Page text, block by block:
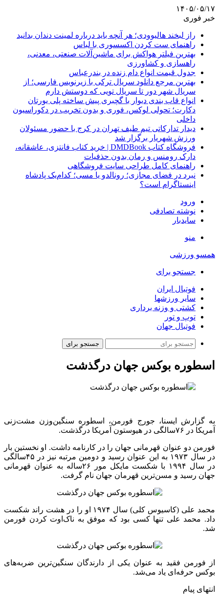
۱۴۰۵/۰۵/۱۷
خبر فوری
راز لبخند هالیوودی؛ هر آنچه باید درباره لمینت دندان بدانید
راهنمای ست کردن اکسسوری با لباس
بهترین فیلتر هواکش برای ماشین‌آلات صنعتی، معدنی،
راهسازی و کشاورزی
جدول قیمت انواع دام زنده در بندرعباس
بهترین مرجع دانلود سریال ترکی با زیرنویس فارسی؛ از
سریال شهر دور تا سریال تویی که دوستش دارم
انواع قاب بندی دیوار با گچبری پیش ساخته پلی یورتان
دکارت؛ تحولی لوکس، فوری و بدون تخریب در دکوراسیون
داخلی
دیدار تدارکاتی تیم طیف تهران در کرج با حضور مسئولان
ورزش شهریار برگزار شد
فروشگاه کتاب DMDBook | خرید کتاب فانتزی، عاشقانه،
دارک رومنس و رمان بدون حذفیات
راهنمای کامل طراحی سایت فروشگاهی
نبرد در فضای مجازی؛ رونالدو یا مسی؛ کدام‌یک پادشاه
اینستاگرام است؟
ورود
نوشته تصادفی
سایدبار
منو
همسو ورزشی
جستجو برای
فوتبال ایران
سایر ورزشها
کشتی و وزنه برداری
توپ و تور
فوتبال جهان
جستجو برای
اسطوره بوکس جهان درگذشت
به گزارش ایسنا، جورج فورمن، اسطوره سنگین‌وزن مشت‌زنی
آمریکا در ۷۶سالگی در هیوستون آمریکا درگذشت.
فورمن دو عنوان قهرمانی جهان را در کارنامه داشت. او نخستین بار
در سال ۱۹۷۳ به این عنوان رسید و دومین‌ مرتبه نیز در ۴۵سالگی
در سال ۱۹۹۴ با شکست مایکل مور ۲۶ساله به عنوان قهرمانی
جهان رسید و مسن‌ترین قهرمان جهان نام گرفت.
محمد علی (کاسیوس کلی) سال ۱۹۷۴ او را در هشت راند شکست
داد. محمد علی تنها کسی بود که موفق به ناک‌اوت کردن فورمن
شد.
از فورمن فقید به عنوان یکی از دارندگان سنگین‌ترین ضربه‌های
بوکس حرفه‌ای یاد می‌شد.
انتهای پیام